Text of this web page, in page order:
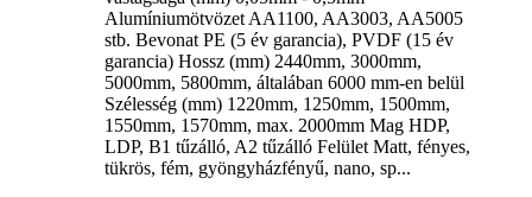
Alumíniumötvözet AA1100, AA3003, AA5005
stb. Bevonat PE (5 év garancia), PVDF (15 év
garancia) Hossz (mm) 2440mm, 3000mm,
5000mm, 5800mm, általában 6000 mm-en belül
Szélesség (mm) 1220mm, 1250mm, 1500mm,
1550mm, 1570mm, max. 2000mm Mag HDP,
LDP, B1 tűzálló, A2 tűzálló Felület Matt, fényes,
tükrös, fém, gyöngyházfényű, nano, sp...